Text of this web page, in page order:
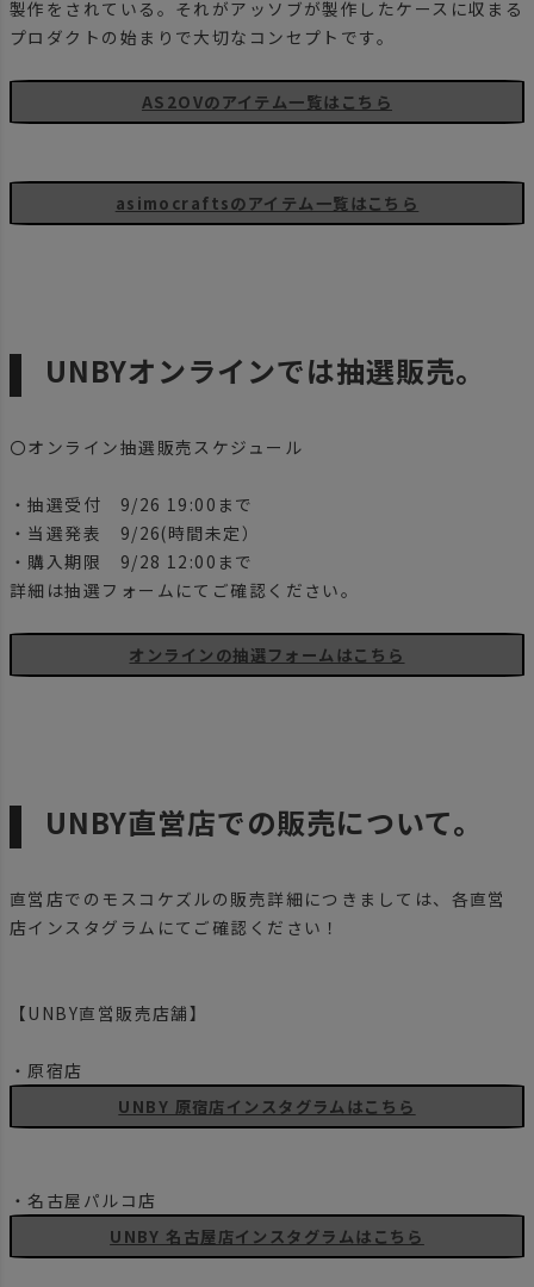
製作をされている。それがアッソブが製作したケースに収まる
プロダクトの始まりで大切なコンセプトです。
AS2OVのアイテム一覧はこちら
asimocraftsのアイテム一覧はこちら
UNBYオンラインでは抽選販売。
〇オンライン抽選販売スケジュール
・抽選受付 9/26 19:00まで
・当選発表 9/26(時間未定）
・購入期限 9/28 12:00まで
詳細は抽選フォームにてご確認ください。
オンラインの抽選フォームはこちら
UNBY直営店での販売について。
直営店でのモスコケズルの販売詳細につきましては、各直営
店インスタグラムにてご確認ください！
【UNBY直営販売店舗】
・原宿店
UNBY 原宿店インスタグラムはこちら
・名古屋パルコ店
UNBY 名古屋店インスタグラムはこちら